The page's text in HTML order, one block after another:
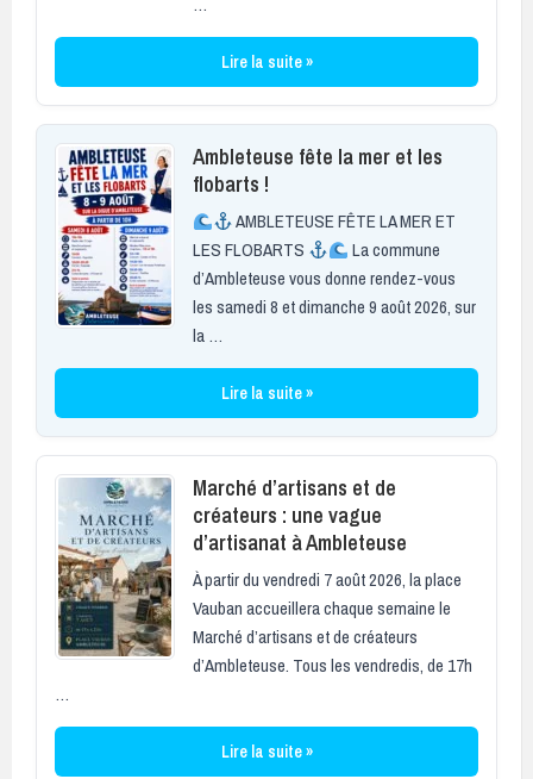
Lire la suite »
Ambleteuse fête la mer et les
flobarts !
AMBLETEUSE FÊTE LA MER ET
LES FLOBARTS
La commune
d’Ambleteuse vous donne rendez-vous
les samedi 8 et dimanche 9 août 2026, sur
la …
Lire la suite »
Marché d’artisans et de
créateurs : une vague
d’artisanat à Ambleteuse
À partir du vendredi 7 août 2026, la place
Vauban accueillera chaque semaine le
Marché d’artisans et de créateurs
d’Ambleteuse. Tous les vendredis, de 17h
…
Lire la suite »